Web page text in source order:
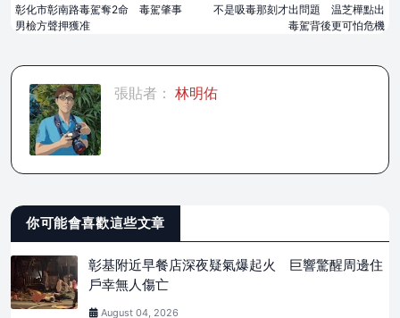
不是吸毒那刻才出問題 温芝樺點出
毒駕背後更可怕危機
彰化市彰南路毒駕奪2命 毒駕肇事
男檢方聲押獲准
張貼者： 林明佑
你可能會喜歡這些文章
彰基附近早餐店深夜疑氣爆起火 巨響驚醒周邊住
戶幸無人傷亡
August 04, 2026